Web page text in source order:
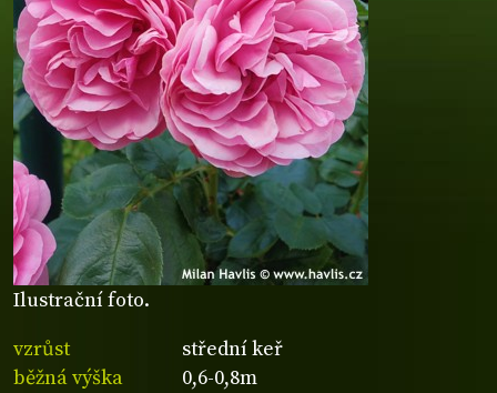
Ilustrační foto.
vzrůst
střední keř
běžná výška
0,6-0,8m